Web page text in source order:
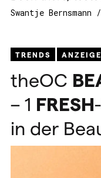
Swantje Bernsmann
TRENDS ANZEIGE
theOC
– 1 FRESH-
in der